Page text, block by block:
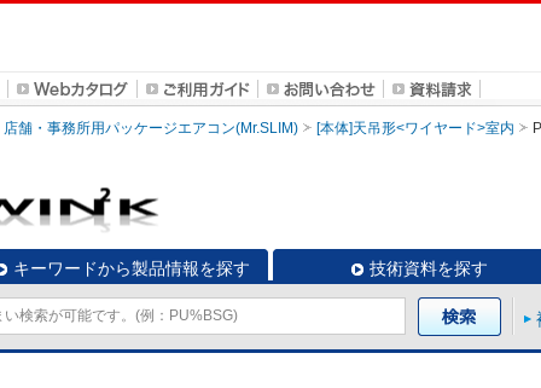
店舗・事務所用パッケージエアコン(Mr.SLIM) [本体]天吊形<ワイヤード>室内
キーワードから製品情報を探す 技術資料を探す